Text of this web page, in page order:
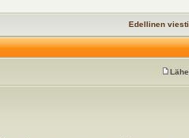
Edellinen